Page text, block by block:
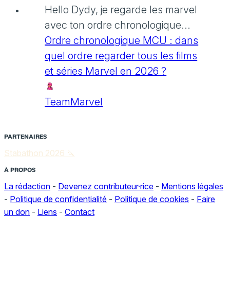
Hello Dydy, je regarde les marvel
avec ton ordre chronologique...
Ordre chronologique MCU : dans
quel ordre regarder tous les films
et séries Marvel en 2026 ?
TeamMarvel
PARTENAIRES
Stabathon 2026 🔪
À PROPOS
La rédaction - Devenez contributeur·rice - Mentions légales
- Politique de confidentialité - Politique de cookies - Faire
un don - Liens - Contact